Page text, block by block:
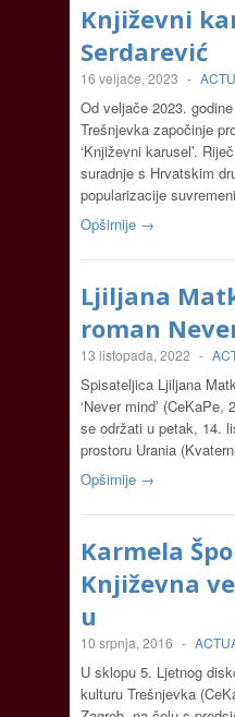
Književni
Serdarević
16 veljače, 2023 -
Od veljače 2023.
Trešnjevka započinje
‘Književni karusel’.
suradnje s Hrvatskim
popularizacije
Opširnije →
Ljiljana
roman
13 listopada, 2022 -
Spisateljica Ljiljana
‘Never mind’
se održati u petak, 14.
prostoru Urania
Opširnije →
Karmela
Književna
u
10 srpnja, 2016 -
U sklopu 5. Ljetnog
kulturu Trešnjevka